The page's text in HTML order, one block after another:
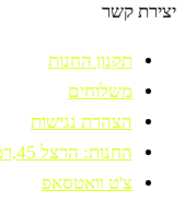
יצירת קשר
תקנון החנות
משלוחים
הצהרת נגישות
החנות: הרצל 45,רמלה
צ'ט וואטסאפ